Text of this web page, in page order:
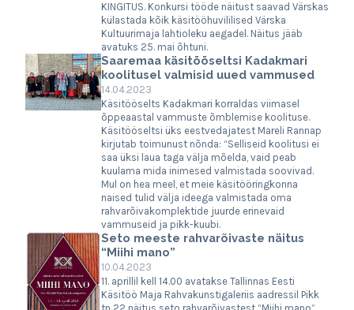
KINGITUS. Konkursi tööde näitust saavad Värskas
külastada kõik käsitööhuvililised Värska
Kultuurimaja lahtioleku aegadel. Näitus jääb
avatuks 25. mai õhtuni.
Saaremaa käsitööseltsi Kadakmari
koolitusel valmisid uued vammused
14.04.2023
Käsitööselts Kadakmari korraldas viimasel
õppeaastal vammuste õmblemise koolituse.
Käsitööseltsi üks eestvedajatest Mareli Rannap
kirjutab toimunust nõnda: “Selliseid koolitusi ei
saa üksi laua taga välja mõelda, vaid peab
kuulama mida inimesed valmistada soovivad.
Mul on hea meel, et meie käsitööringkonna
naised tulid välja ideega valmistada oma
rahvarõivakomplektide juurde erinevaid
vammuseid ja pikk-kuubi.
Seto meeste rahvarõivaste näitus
“Miihi mano”
10.04.2023
11. aprillil kell 14.00 avatakse Tallinnas Eesti
Käsitöö Maja Rahvakunstigaleriis aadressil Pikk